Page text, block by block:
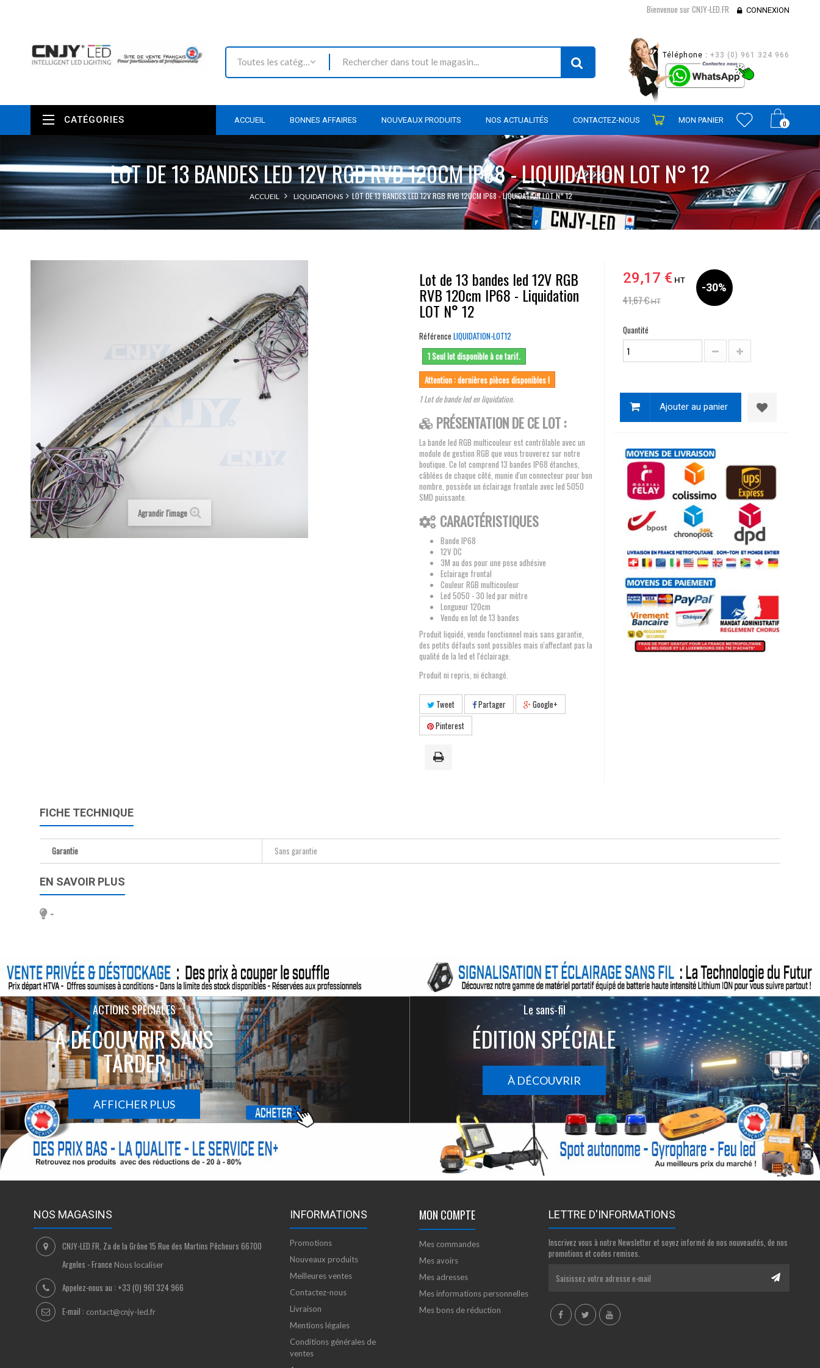
Bienvenue sur CNJY-LED.FR CONNEXION
Toutes les catégories
Téléphone : +33 (0) 961 324 966
0
ACCUEIL BONNES AFFAIRES NOUVEAUX PRODUITS NOS ACTUALITÉS CONTACTEZ-NOUS MON PANIER
CATÉGORIES
LOT DE 13 BANDES LED 12V RGB RVB 120CM IP68 - LIQUIDATION LOT N° 12
ACCUEIL LIQUIDATIONS LOT DE 13 BANDES LED 12V RGB RVB 120CM IP68 - LIQUIDATION LOT N° 12
Agrandir l'image
Lot de 13 bandes led 12V RGB
RVB 120cm IP68 - Liquidation
LOT N° 12
Référence LIQUIDATION-LOT12
1 Seul lot disponible à ce tarif.
Attention : dernières pièces disponibles !
1 Lot de bande led en liquidation.
PRÉSENTATION DE CE LOT :
La bande led RGB multicouleur est contrôlable avec un
module de gestion RGB que vous trouverez sur notre
boutique. Ce lot comprend 13 bandes IP68 étanches,
câblées de chaque côté, munie d'un connecteur pour bon
nombre, possède un éclairage frontale avec led 5050
SMD puissante.
CARACTÉRISTIQUES
Bande IP68
12V DC
3M au dos pour une pose adhésive
Eclairage frontal
Couleur RGB multicouleur
Led 5050 - 30 led par mètre
Longueur 120cm
Vendu en lot de 13 bandes
Produit liquidé, vendu fonctionnel mais sans garantie,
des petits défauts sont possibles mais n'affectant pas la
qualité de la led et l'éclairage.
Produit ni repris, ni échangé.
Tweet Partager
Google+
Pinterest
29,17 €HT
41,67 €HT
-30%
Quantité
Ajouter au panier
FICHE TECHNIQUE
Garantie Sans garantie
EN SAVOIR PLUS
-
ACTIONS SPÉCIALES
À DÉCOUVRIR SANS
TARDER
AFFICHER PLUS
Le sans-fil
ÉDITION SPÉCIALE
À DÉCOUVRIR
NOS MAGASINS
CNJY-LED.FR, Za de la Grône 15 Rue des Martins Pêcheurs 66700
Argeles - France Nous localiser
Appelez-nous au : +33 (0) 961 324 966
E-mail : contact@cnjy-led.fr
INFORMATIONS
Promotions
Nouveaux produits
Meilleures ventes
Contactez-nous
Livraison
Mentions légales
Conditions générales de
ventes
MON COMPTE
Mes commandes
Mes avoirs
Mes adresses
Mes informations personnelles
Mes bons de réduction
LETTRE D'INFORMATIONS
Inscrivez vous à notre Newsletter et soyez informé de nos nouveautés, de nos
promotions et codes remises.